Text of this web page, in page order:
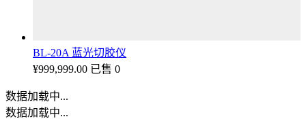
BL-20A 蓝光切胶仪
¥999,999.00 已售 0
数据加载中...
数据加载中...